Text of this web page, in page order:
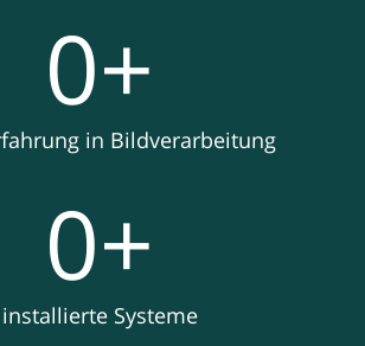
0+
in Bildverarbeitung
0+
installierte Systeme